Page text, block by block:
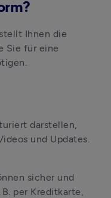
Ihnen die
Sie für eine
darstellen,
und Updates.
sicher und
per Kreditkarte,